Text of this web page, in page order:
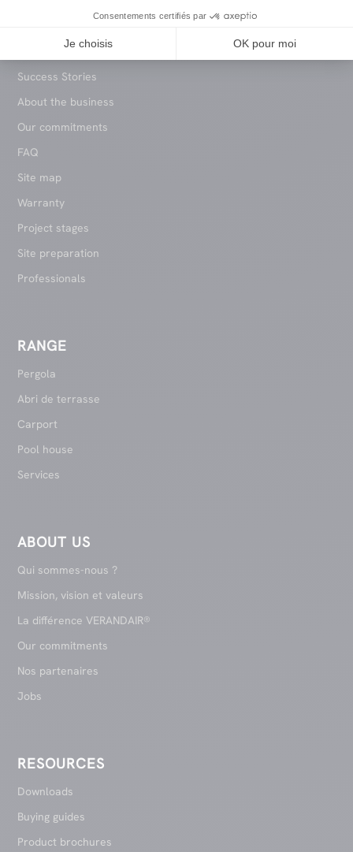
Consentements certifiés par
Je choisis OK pour moi
Become a partner
Success Stories
About the business
Our commitments
FAQ
Site map
Warranty
Project stages
Site preparation
Professionals
RANGE
Pergola
Abri de terrasse
Carport
Pool house
Services
ABOUT US
Qui sommes-nous ?
Mission, vision et valeurs
La différence VERANDAIR®
Our commitments
Nos partenaires
Jobs
RESOURCES
Downloads
Buying guides
Product brochures